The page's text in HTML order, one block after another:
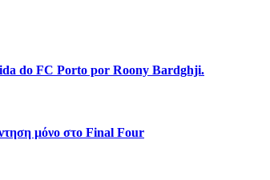
do FC Porto por Roony Bardghji.
μόνο στο Final Four